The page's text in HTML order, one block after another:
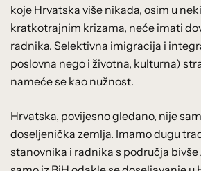
koje Hrvatska više nikada, osim u
kratkotrajnim krizama, neće imati
radnika. Selektivna imigracija i
poslovna nego i životna, kulturna)
nameće se kao nužnost.
Hrvatska, povijesno gledano, nije
doseljenička zemlja. Imamo dugu
stanovnika i radnika s područja bivše